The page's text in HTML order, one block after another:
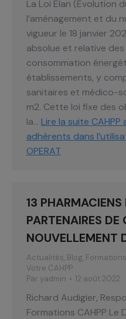
La Loi Elan (Évolution
l’aménagement et du
vigueur le 18 janvier
absolue et relative
consommation
établissements, y
sanitaires et médico-
m2. Cette loi fixe des
la… Lire la suite CAHPP
adhérents dans
OPERAT
13 PHARMACIENS
PARTENAIRES DE
NOUVELLEMENT
Actualités, Blog, Formations
Votre CAHPP
Par yadmin 12 août 2022
Richard Audigier,
Formations CAHPP Le